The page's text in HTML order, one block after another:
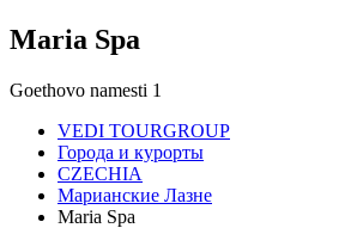
Maria Spa
Goethovo namesti 1
VEDI TOURGROUP
Города и курорты
CZECHIA
Марианские Лазне
Maria Spa